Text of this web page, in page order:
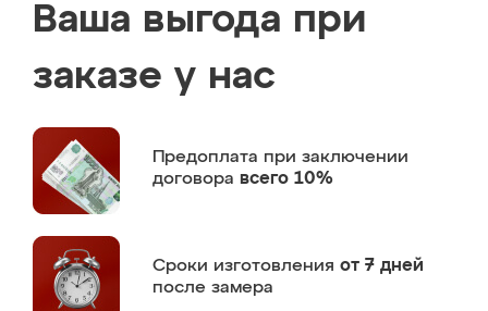
Ваша выгода при
заказе у нас
Предоплата при заключении
договора всего 10%
Сроки изготовления от 7 дней
после замера